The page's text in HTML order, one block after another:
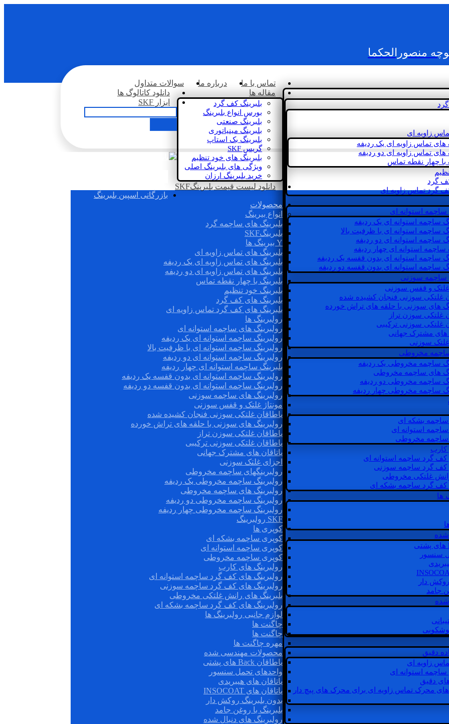
منصورالحکما
زاویه ای
های تماس زاویه ای یک ردیفه
های تماس زاویه ای دو ردیفه
با چهار نقطه تماس
گرد
گرد تماس زاویه ای
ساچمه استوانه ای
ساچمه استوانه ای یک ردیفه
ساچمه استوانه ای با ظرفیت بالا
ساچمه استوانه ای دو ردیفه
ساچمه استوانه ای چهار ردیفه
ساچمه استوانه ای بدون قفسه یک ردیفه
ساچمه استوانه ای بدون قفسه دو ردیفه
ساچمه سوزنی
غلتک و قفس سوزنی
غلتکی سوزنی فنجان کشیده شده
های سوزنی با حلقه های تراش خورده
غلتکی سوزن تراز
غلتکی سوزنی ترکیبی
های مشترک جهانی
غلتک سوزنی
ساچمه مخروطی
ساچمه مخروطی یک ردیفه
های ساچمه مخروطی
ساچمه مخروطی دو ردیفه
ساچمه مخروطی چهار ردیفه
بشکه ای
استوانه ای
ساچمه مخروطی
کارب
کف گرد ساچمه استوانه ای
کف گرد ساچمه سوزنی
رانش غلتکی مخروطی
کف گرد ساچمه بشکه ای
ها
سنسور
دار
جامد
شده
دقیق
زاویه ای
ساچمه استوانه ای
دقیق
محرک تماس زاویه ای برای محرک های پیچ دار
تماس با ما درباره ما
سوالات متداول
مقاله ها
بلبرینگ کف گرد
بورس انواع بلبرینگ
بلبرینگ صنعتی
بلبرینگ مینیاتوری
بلبرینگ بک استاپ
گریس SKF
بلبرینگ های خود تنظیم
ویژگی های بلبرینگ اصلی
خرید بلبرینگ ارزان
دانلود کاتالوگ ها
ابزار SKF
دانلود لیست قیمت بلبرینگSKF
بازرگانی اسپین بلبرینگ
محصولات
انواع بیرینگ
بلبرینگ های ساچمه گرد
بلبرینگSKF
Y بیرینگ ها
بلبرینگ های تماس زاویه ای
بلبرینگ های تماس زاویه ای یک ردیفه
بلبرینگ های تماس زاویه ای دو ردیفه
بلبرینگ با چهار نقطه تماس
بلبرینگ خود تنظیم
بلبرینگ های کف گرد
بلبرینگ های کف گرد تماس زاویه ای
رولبرینگ ها
رولبرینگ های ساچمه استوانه ای
رولبرینگ ساچمه استوانه ای یک ردیفه
رولبرینگ ساچمه استوانه ای با ظرفیت بالا
رولبرینگ ساچمه استوانه ای دو ردیفه
بلبرینگ ساچمه استوانه ای چهار ردیفه
رولبرینگ ساچمه استوانه ای بدون قفسه یک ردیفه
رولبرینگ ساچمه استوانه ای بدون قفسه دو ردیفه
رولبرینگ های ساچمه سوزنی
مونتاژ غلتک و قفس سوزنی
یاطاقان غلتکی سوزنی فنجان کشیده شده
رولبرینگ های سوزنی با حلقه های تراش خورده
یاطاقان غلتکی سوزن تراز
یاطاقان غلتکی سوزنی ترکیبی
یاتاقان های مشترک جهانی
اجزای غلتک سوزنی
رولبرینگهای ساچمه مخروطی
رولبرینگ ساچمه مخروطی یک ردیفه
رولبرینگ های ساچمه مخروطی
رولبرینگ ساچمه مخروطی دو ردیفه
رولبرینگ ساچمه مخروطی چهار ردیفه
SKF رولبرینگ
کوپری ها
کوپری ساچمه بشکه ای
کوپری ساچمه استوانه ای
کوپری ساچمه مخروطی
رولبرینگ های کارب
رولبرینگ های کف گرد ساچمه استوانه ای
رولبرینگ های کف گرد ساچمه سوزنی
بلبرینگ های رانش غلتکی مخروطی
رولبرینگ های کف گرد ساچمه بشکه ای
لوازم جانبی رولبرینگ ها
چاگنت ها
چاگنت ها
مهره چاگنت ها
محصولات مهندسی شده
یاطاقان Back های پشتی
واحدهای تحمل سنسور
یاتاقان های هیبریدی
یاتاقان های INSOCOAT
بدون بلبرینگ روکش دار
بلبرینگ با روغن جامد
رولبرینگ های دنبال شده